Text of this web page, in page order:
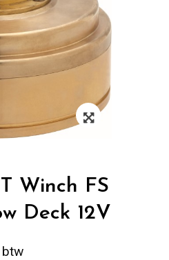
Zoom
Winch FS
Deck 12V
btw